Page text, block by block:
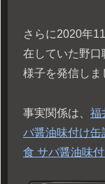
さらに2020年
在していた野
様子を発信しま
事実関係は、 福
バ醤油味付け缶
食 サバ醤油味付